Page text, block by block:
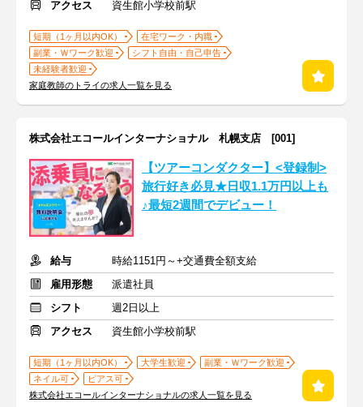
アクセス 資生館小学校前駅
短期（1ヶ月以内OK）
在宅ワーク・内職
副業・Ｗワーク歓迎
シフト自由・自己申告
未経験者歓迎
家庭教師のトライの求人一覧を見る
株式会社エコールインターナショナル 札幌支店 [001]
【ツアーコンダクター】<登録制>
旅行好き必見★日収1.1万円以上も
♪最短2週間でデビュー！
給与
時給1151円～+交通費全額支給
雇用形態
派遣社員
シフト
週2日以上
アクセス
資生館小学校前駅
短期（1ヶ月以内OK） 大学生歓迎
副業・Ｗワーク歓迎
ネイル可
ピアス可
株式会社エコールインターナショナルの求人一覧を見る